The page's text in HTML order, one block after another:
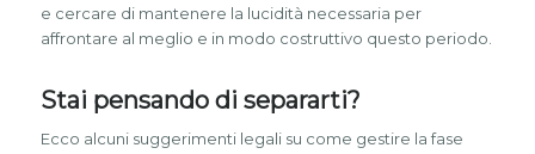
e cercare di mantenere la lucidità necessaria per
affrontare al meglio e in modo costruttivo questo periodo.
Stai pensando di separarti?
Ecco alcuni suggerimenti legali su come gestire la fase